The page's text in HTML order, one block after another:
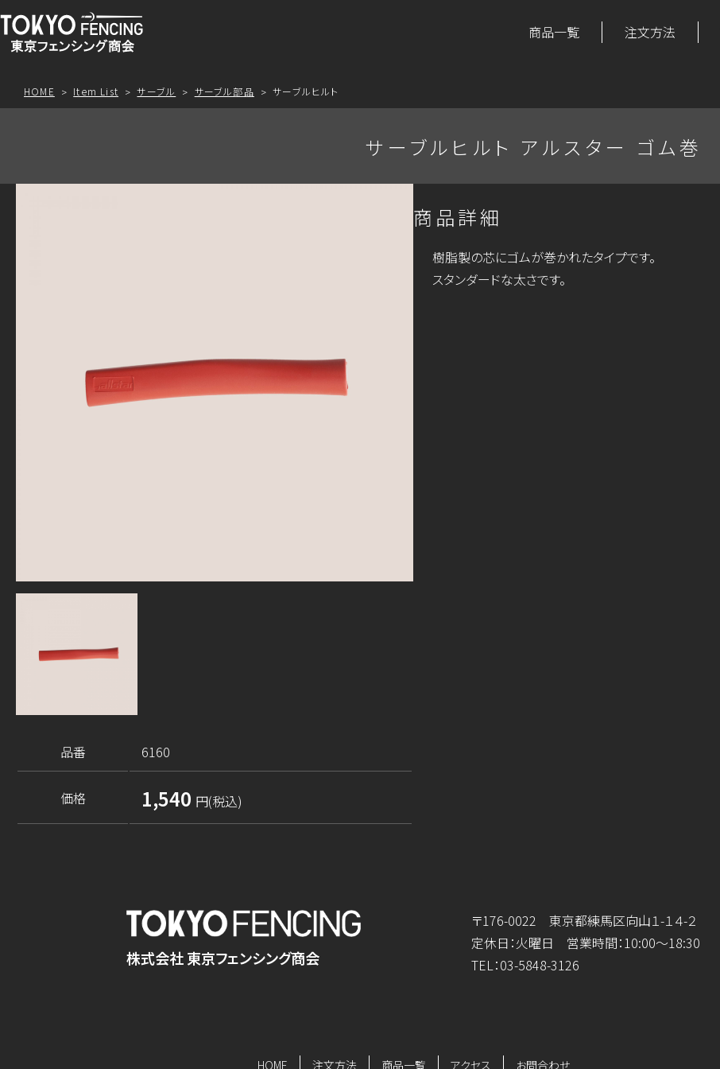
商品一覧 注文方法
HOME Item List サーブル サーブル部品 サーブルヒルト
サーブルヒルト アルスター ゴム巻
品番 6160
価格 1,540 円(税込)
商品詳細
樹脂製の芯にゴムが巻かれたタイプです。
スタンダードな太さです。
株式会社 東京フェンシング商会
〒176-0022 東京都練馬区向山１-１４-２
定休日：火曜日 営業時間：10:00～18:30
TEL：03-5848-3126
HOME 注文方法 商品一覧 アクセス お問合わせ